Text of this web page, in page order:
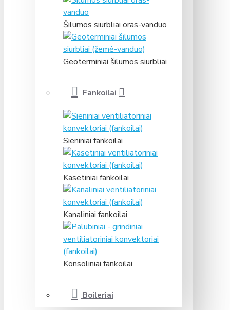
Šilumos siurbliai oras-vanduo
Geoterminiai šilumos siurbliai
Fankoilai
Sieniniai fankoilai
Kasetiniai fankoilai
Kanaliniai fankoilai
Konsoliniai fankoilai
Boileriai